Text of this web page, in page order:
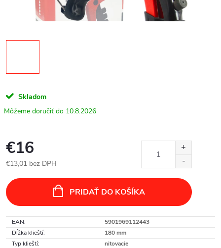
Skladom
10.8.2026
€16
€13,01 bez DPH
cena:
PRIDAŤ DO KOŠÍKA
EAN:
5901969112443
Dĺžka klieští:
180 mm
Typ klieští: nitovacie